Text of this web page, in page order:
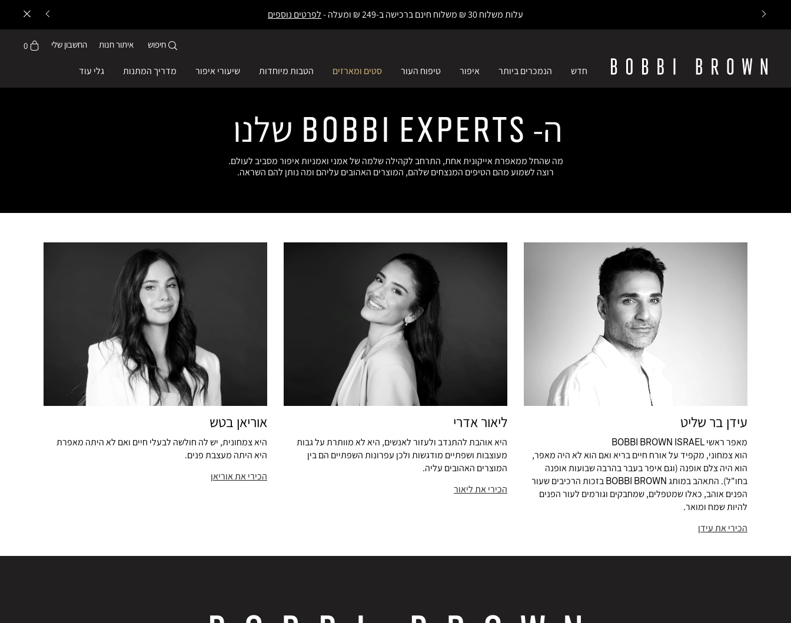
עלות משלוח 30 ₪ משלוח חינם ברכישה ב-249 ₪ ומעלה - לפרטים נוספים
חדש הנמכרים ביותר איפור טיפוח העור סטים ומארזים הטבות מיוחדות שיעורי איפור מדריך המתנות גלי עוד
חיפוש איתור חנות החשבון שלי 0
ה- BOBBI EXPERTS שלנו
מה שהחל ממאפרת אייקונית אחת, התרחב לקהילה שלמה של אמני ואמניות איפור מסביב לעולם.
רוצה לשמוע מהם הטיפים המנצחים שלהם, המוצרים האהובים עליהם ומה נותן להם השראה.
עידן בר שליט
מאפר ראשי BOBBI BROWN ISRAEL
הוא צמחוני, מקפיד על אורח חיים בריא ואם הוא לא היה מאפר,
הוא היה צלם אופנה (וגם איפר בעבר בהרבה שבועות אופנה
בחו"ל). התאהב במותג BOBBI BROWN בזכות הרכיבים שעור
הפנים אוהב, כאלו שמטפלים, שמחבקים וגורמים לעור הפנים
להיות שמח ומואר.
הכירי את עידן
ליאור אדרי
היא אוהבת להתנדב ולעזור לאנשים, היא לא מוותרת על גבות
מעוצבות ושפתיים מודגשות ולכן עפרונות השפתיים הם בין
המוצרים האהובים עליה.
הכירי את ליאור
אוריאן בטש
היא צמחונית, יש לה חולשה לבעלי חיים ואם לא היתה מאפרת
היא היתה מעצבת פנים.
הכירי את אוריאן